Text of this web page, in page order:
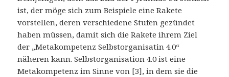
ist, der möge sich zum Beispiele eine Rakete
vorstellen, deren verschiedene Stufen gezündet
haben müssen, damit sich die Rakete ihrem Ziel
der „Metakompetenz Selbstorganisatin 4.0“
näheren kann. Selbstorganisation 4.0 ist eine
Metakompetenz im Sinne von [3], in dem sie die